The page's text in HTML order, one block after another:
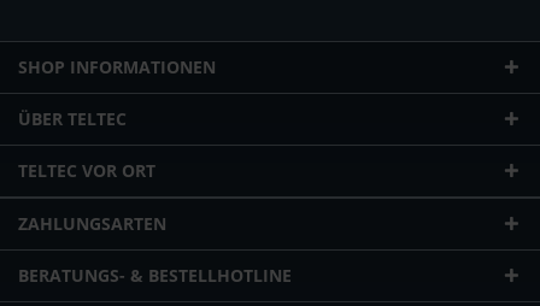
SHOP INFORMATIONEN
ÜBER TELTEC
TELTEC VOR ORT
ZAHLUNGSARTEN
BERATUNGS- & BESTELLHOTLINE